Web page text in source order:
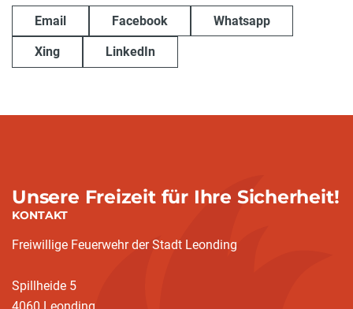
Email Facebook Whatsapp
Xing LinkedIn
Unsere Freizeit für Ihre Sicherheit!
KONTAKT
Freiwillige Feuerwehr der Stadt Leonding
Spillheide 5